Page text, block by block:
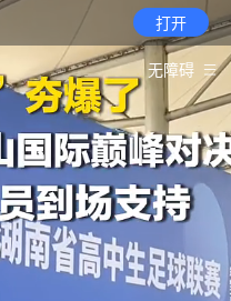
打开
无障碍